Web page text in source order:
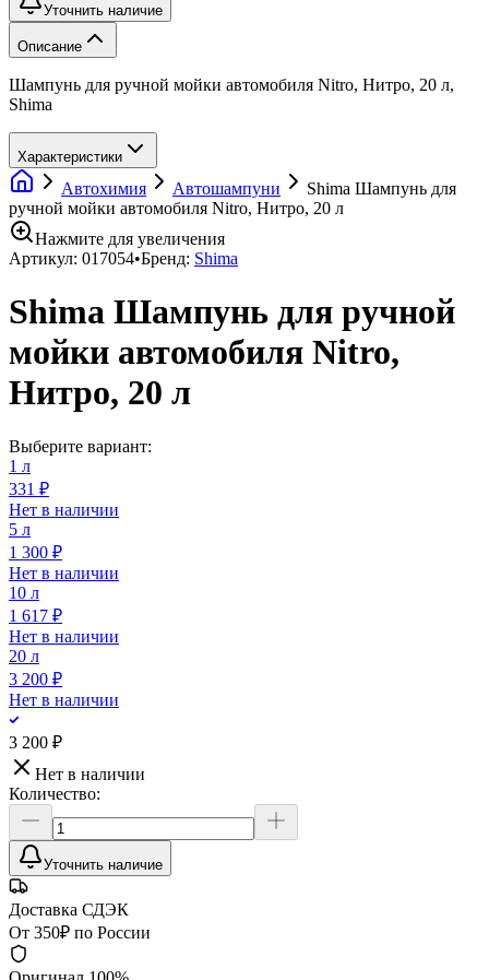
Уточнить наличие
Описание
Шампунь для ручной мойки автомобиля Nitro, Нитро, 20 л,
Shima
Характеристики
Автохимия Автошампуни
Shima Шампунь для
ручной мойки автомобиля Nitro, Нитро, 20 л
Нажмите для увеличения
Артикул: 017054•Бренд: Shima
Shima Шампунь для ручной
мойки автомобиля Nitro,
Нитро, 20 л
Выберите вариант:
1 л
331 ₽
Нет в наличии
5 л
1 300 ₽
Нет в наличии
10 л
1 617 ₽
Нет в наличии
20 л
3 200 ₽
Нет в наличии
3 200 ₽
Нет в наличии
Количество:
Уточнить наличие
Доставка СДЭК
От 350₽ по России